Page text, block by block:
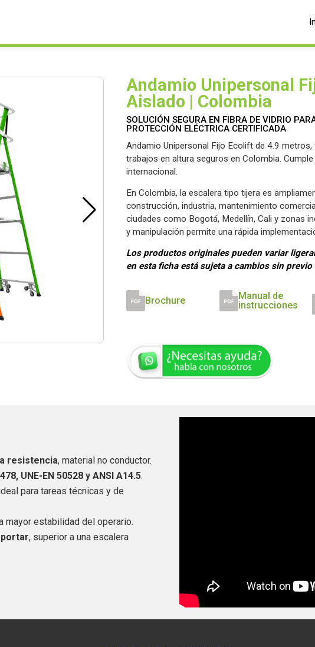
Andamio Unipersonal
Aislado | Colombia
SOLUCIÓN SEGURA EN FIBRA DE VIDRIO
PROTECCIÓN ELÉCTRICA CERTIFICADA
Andamio Unipersonal Fijo Ecolift de 4.9
trabajos en altura seguros en Colombia.
internacional.
En Colombia, la escalera tipo tijera es
construcción, industria, mantenimiento
ciudades como Bogotá, Medellín, Cali y zonas
y manipulación permite una rápida
Los productos originales pueden variar
en esta ficha está sujeta a cambios sin previo
Brochure
Manual de
instrucciones
resistencia, material no conductor.
UNE-EN 50528 y ANSI A14.5.
para tareas técnicas y de
mayor estabilidad del operario.
, superior a una escalera